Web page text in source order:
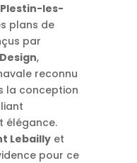
Plestin-les-
plans de
par
,
reconnu
la conception
élégance.
Lebaillyet
pour ce